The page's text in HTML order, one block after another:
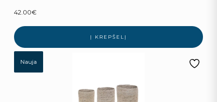
42.00€
Į KREPŠELĮ
Nauja